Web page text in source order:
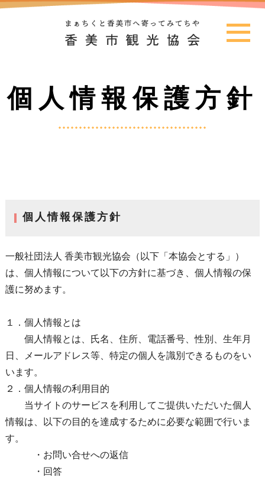
個人情報保護方針
個人情報保護方針
一般社団法人 香美市観光協会（以下「本協会とする」）
は、個人情報について以下の方針に基づき、個人情報の保
護に努めます。
１．個人情報とは
個人情報とは、氏名、住所、電話番号、性別、生年月
日、メールアドレス等、特定の個人を識別できるものをい
います。
２．個人情報の利用目的
当サイトのサービスを利用してご提供いただいた個人
情報は、以下の目的を達成するために必要な範囲で行いま
す。
・お問い合せへの返信
・回答